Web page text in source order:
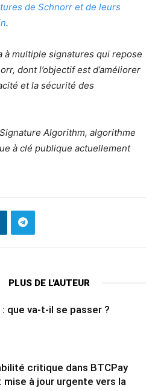
de Schnorr et de leurs
.
à multiple signatures qui repose
dont l’objectif est d’améliorer
et la sécurité des
Algorithm, algorithme
à clé publique actuellement
PLUS DE L'AUTEUR
: que va-t-il se passer ?
critique dans BTCPay
mise à jour urgente vers la